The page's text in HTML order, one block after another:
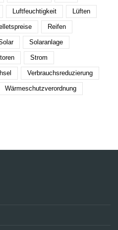
Luftfeuchtigkeit Lüften
Reifen
Solaranlage
Strom
Verbrauchsreduzierung
Wärmeschutzverordnung